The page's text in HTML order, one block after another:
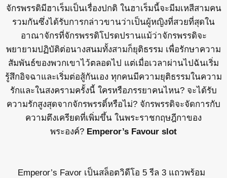
จักรพรรดิมีฮาเร็มเป็นเรื่องปกติ ในฮาเร็มนี้จะมีมเหสีสามคน
รวมกันซึ่งได้รับการกล่าวขานว่าเป็นผู้หญิงที่สวยที่สุดใน
อาณาจักรที่จักรพรรดิโปรดปรานแม้ว่าจักรพรรดิจะ
พยายามปฏิบัติต่อนางสนมทั้งสามก็ยุติธรรม เพื่อรักษาความ
สัมพันธ์ของพวกเขาไว้ตลอดไป แต่เมื่อเวลาผ่านไปฉันเริ่ม
รู้สึกอิจฉาและเริ่มต่อสู้กันเอง ทุกคนมีความยุติธรรมในความ
รักและในสงครามครั้งนี้ ใครหรือภรรยาคนไหน? จะได้รับ
ความรักสูงสุดจากจักรพรรดิ์หรือไม่? จักรพรรดิจะจัดการกับ
ความตึงเครียดที่เพิ่มขึ้น ในพระราชกฤษฎีกาของ
พระองค์? Emperor’s Favour slot
Emperor’s Favor เป็นสล็อตวิดีโอ 5 รีล 3 แถวพร้อม